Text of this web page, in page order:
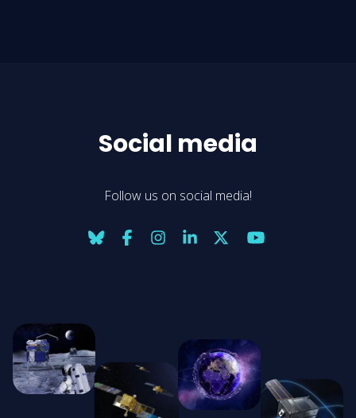
Social media
Follow us on social media!